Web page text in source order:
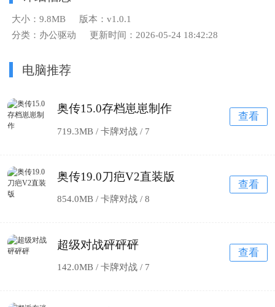
大小：9.8MB
版本：v1.0.1
分类：办公驱动
更新时间：2026-05-24 18:42:28
电脑推荐
奥传15.0存档崽崽制作
719.3MB / 卡牌对战 / 7
查看
奥传19.0刀疤V2直装版
854.0MB / 卡牌对战 /8
查看
超级对战砰砰砰
142.0MB / 卡牌对战 / 7
查看